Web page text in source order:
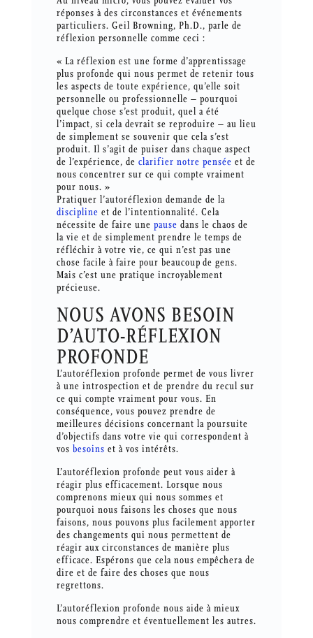
réponses à des circonstances et événements
particuliers. Geil Browning, Ph.D., parle de
réflexion personnelle comme ceci :
« La réflexion est une forme d’apprentissage
plus profonde qui nous permet de retenir tous
les aspects de toute expérience, qu’elle soit
personnelle ou professionnelle – pourquoi
quelque chose s’est produit, quel a été
l’impact, si cela devrait se reproduire – au lieu
de simplement se souvenir que cela s’est
produit. Il s’agit de puiser dans chaque aspect
de l’expérience, de clarifier notre pensée et de
nous concentrer sur ce qui compte vraiment
pour nous. »
Pratiquer l’autoréflexion demande de la
discipline et de l’intentionnalité. Cela
nécessite de faire une pause dans le chaos de
la vie et de simplement prendre le temps de
réfléchir à votre vie, ce qui n’est pas une
chose facile à faire pour beaucoup de gens.
Mais c’est une pratique incroyablement
précieuse.
NOUS AVONS BESOIN
D’AUTO-RÉFLEXION
PROFONDE
L’autoréflexion profonde permet de vous livrer
à une introspection et de prendre du recul sur
ce qui compte vraiment pour vous. En
conséquence, vous pouvez prendre de
meilleures décisions concernant la poursuite
d’objectifs dans votre vie qui correspondent à
vos besoins et à vos intérêts.
L’autoréflexion profonde peut vous aider à
réagir plus efficacement. Lorsque nous
comprenons mieux qui nous sommes et
pourquoi nous faisons les choses que nous
faisons, nous pouvons plus facilement apporter
des changements qui nous permettent de
réagir aux circonstances de manière plus
efficace. Espérons que cela nous empêchera de
dire et de faire des choses que nous
regrettons.
L’autoréflexion profonde nous aide à mieux
nous comprendre et éventuellement les autres.